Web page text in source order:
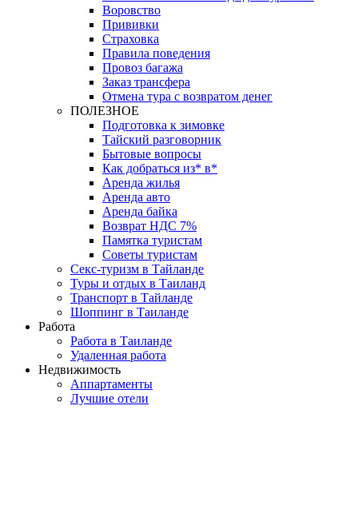
Воровство
Прививки
Страховка
Правила поведения
Провоз багажа
Заказ трансфера
Отмена тура с возвратом денег
ПОЛЕЗНОЕ
Подготовка к зимовке
Тайский разговорник
Бытовые вопросы
Как добраться из* в*
Аренда жилья
Аренда авто
Аренда байка
Возврат НДС 7%
Памятка туристам
Советы туристам
Секс-туризм в Тайланде
Туры и отдых в Таиланд
Транспорт в Тайланде
Шоппинг в Таиланде
Работа
Работа в Таиланде
Удаленная работа
Недвижимость
Аппартаменты
Лучшие отели